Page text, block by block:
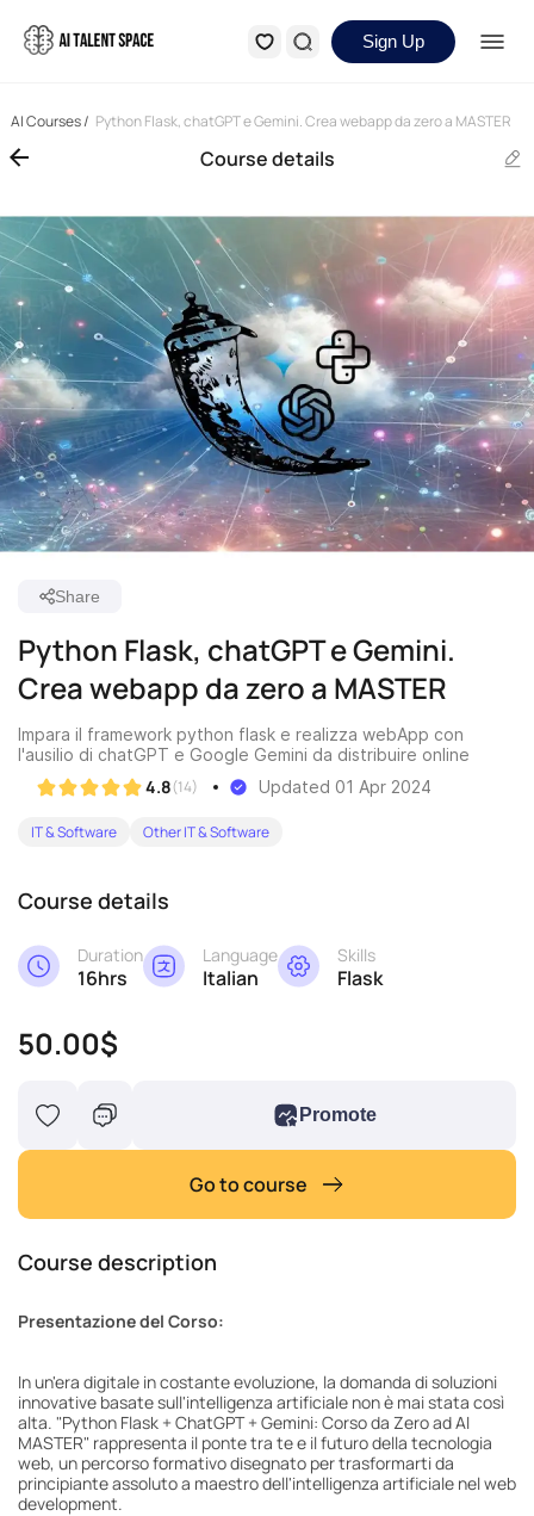
Sign Up
AI Courses/ Python Flask, chatGPT e Gemini. Crea webapp da zero a MASTER
Course details
Python Flask, chatGPT e Gemini.
Crea webapp da zero a MASTER
Impara il framework python flask e realizza webApp con
l'ausilio di chatGPT e Google Gemini da distribuire online
4.8(14) Updated 01 Apr 2024
IT & Software Other IT & Software
Course details
Duration
16hrs
Language
Italian
Skills
Flask
50.00$
Promote
Go to course
Course description
Presentazione del Corso:
In un'era digitale in costante evoluzione, la domanda di soluzioni
innovative basate sull'intelligenza artificiale non è mai stata così
alta. "Python Flask + ChatGPT + Gemini: Corso da Zero ad AI
MASTER" rappresenta il ponte tra te e il futuro della tecnologia
web, un percorso formativo disegnato per trasformarti da
principiante assoluto a maestro dell'intelligenza artificiale nel web
development.
Share